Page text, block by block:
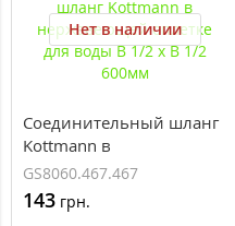
Нет в наличии
Соединительный шланг
Kottmann в
нержавеющей оплетке
для воды В 1/2 x В 1/2
600мм
GS8060.467.467
143 грн.